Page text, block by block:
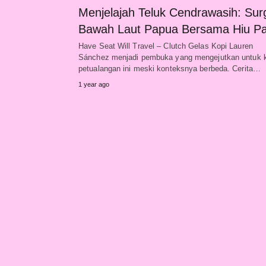
Menjelajah Teluk Cendrawasih:
Bawah Laut Papua Bersama Hiu
Have Seat Will Travel – Clutch Gelas Kopi Lauren
Sánchez menjadi pembuka yang mengejutkan untuk
petualangan ini meski konteksnya berbeda. Cerita…
1 year ago